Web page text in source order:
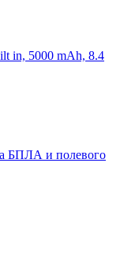
in, 5000 mAh, 8.4
БПЛА и полевого